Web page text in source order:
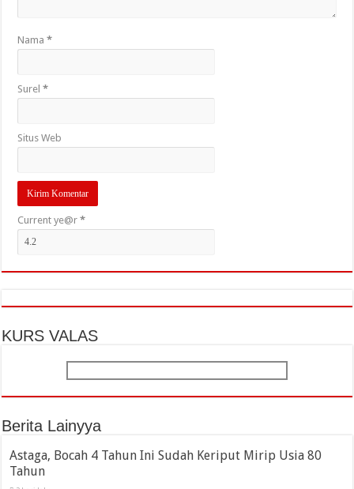
Nama*
Surel*
Situs Web
Current ye@r*
KURS VALAS
Berita Lainyya
Astaga, Bocah 4 Tahun Ini Sudah Keriput Mirip Usia 80
Tahun